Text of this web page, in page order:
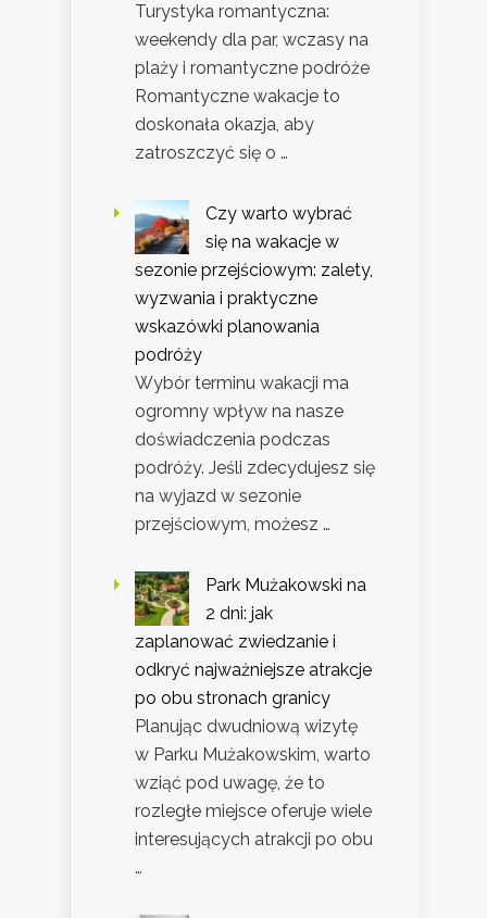
Turystyka romantyczna:
weekendy dla par, wczasy na
plaży i romantyczne podróże
Romantyczne wakacje to
doskonała okazja, aby
zatroszczyć się o …
Czy warto wybrać
się na wakacje w
sezonie przejściowym: zalety,
wyzwania i praktyczne
wskazówki planowania
podróży
Wybór terminu wakacji ma
ogromny wpływ na nasze
doświadczenia podczas
podróży. Jeśli zdecydujesz się
na wyjazd w sezonie
przejściowym, możesz …
Park Mużakowski na
2 dni: jak
zaplanować zwiedzanie i
odkryć najważniejsze atrakcje
po obu stronach granicy
Planując dwudniową wizytę
w Parku Mużakowskim, warto
wziąć pod uwagę, że to
rozległe miejsce oferuje wiele
interesujących atrakcji po obu
…